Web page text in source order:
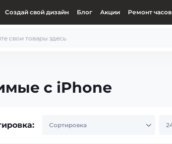
Создай свой дизайн Блог Акции Ремонт часов
с iPhone